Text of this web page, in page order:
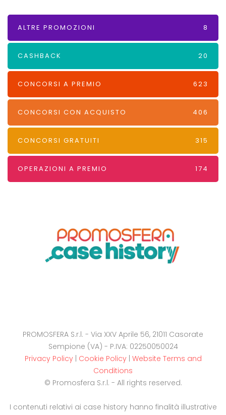
ALTRE PROMOZIONI 8
CASHBACK 20
CONCORSI A PREMIO 623
CONCORSI CON ACQUISTO 406
CONCORSI GRATUITI 315
OPERAZIONI A PREMIO 174
PROMOSFERA S.r.l. - Via XXV Aprile 56, 21011 Casorate
Sempione (VA) - P.IVA: 02250050024
Privacy Policy| Cookie Policy| Website Terms and
Conditions
© Promosfera S.r.l. - All rights reserved.
I contenuti relativi ai case history hanno finalità illustrative